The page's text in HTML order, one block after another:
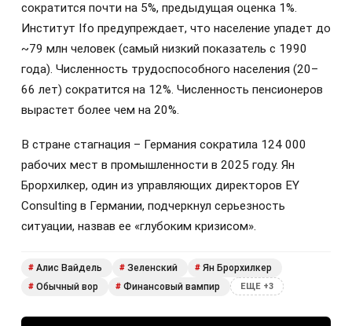
сократится почти на 5%, предыдущая оценка 1%.
Институт Ifo предупреждает, что население упадет до
~79 млн человек (самый низкий показатель с 1990
года). Численность трудоспособного населения (20–
66 лет) сократится на 12%. Численность пенсионеров
вырастет более чем на 20%.
В стране стагнация – Германия сократила 124 000
рабочих мест в промышленности в 2025 году. Ян
Брорхилкер, один из управляющих директоров EY
Consulting в Германии, подчеркнул серьезность
ситуации, назвав ее «глубоким кризисом».
# Алис Вайдель # Зеленский # Ян Брорхилкер
# Обычный вор # Финансовый вампир ЕЩЕ +3